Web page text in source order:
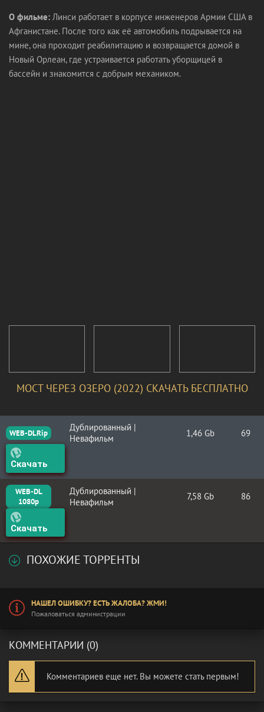
О фильме: Линси работает в корпусе инженеров Армии США в
Афганистане. После того как её автомобиль подрывается на
мине, она проходит реабилитацию и возвращается домой в
Новый Орлеан, где устраивается работать уборщицей в
бассейн и знакомится с добрым механиком.
МОСТ ЧЕРЕЗ ОЗЕРО (2022) СКАЧАТЬ БЕСПЛАТНО
WEB-DLRip
Дублированный |
Невафильм
1,46 Gb 69
Скачать
WEB-DL
1080p
Дублированный |
Невафильм
7,58 Gb 86
Скачать
ПОХОЖИЕ ТОРРЕНТЫ
НАШЕЛ ОШИБКУ? ЕСТЬ ЖАЛОБА? ЖМИ!
Пожаловаться администрации
КОММЕНТАРИИ (0)
Комментариев еще нет. Вы можете стать первым!